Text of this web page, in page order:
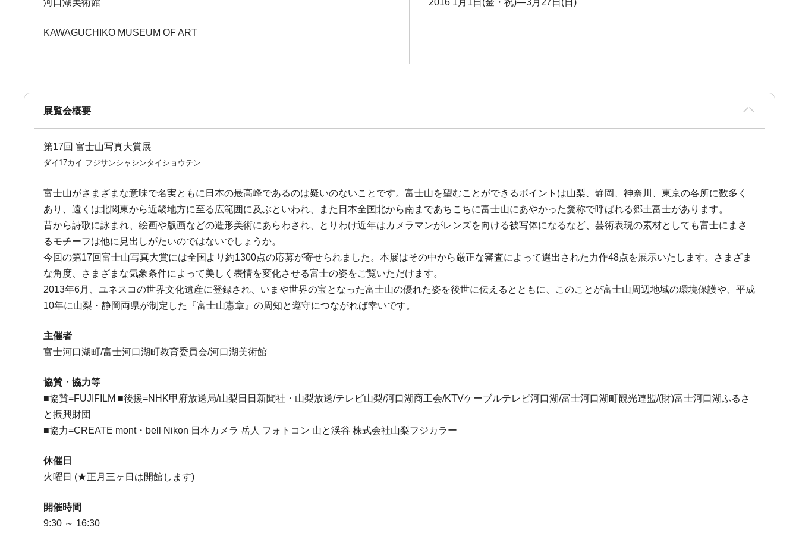
河口湖美術館
KAWAGUCHIKO MUSEUM OF ART
2016 1月1日(金・祝)―3月27日(日)
展覧会概要
第17回 富士山写真大賞展
ダイ17カイ フジサンシャシンタイショウテン
富士山がさまざまな意味で名実ともに日本の最高峰であるのは疑いのないことです。富士山を望むことができるポイントは山梨、静岡、神奈川、東京の各所に数多く
あり、遠くは北関東から近畿地方に至る広範囲に及ぶといわれ、また日本全国北から南まであちこちに富士山にあやかった愛称で呼ばれる郷土富士があります。
昔から詩歌に詠まれ、絵画や版画などの造形美術にあらわされ、とりわけ近年はカメラマンがレンズを向ける被写体になるなど、芸術表現の素材としても富士にまさ
るモチーフは他に見出しがたいのではないでしょうか。
今回の第17回富士山写真大賞には全国より約1300点の応募が寄せられました。本展はその中から厳正な審査によって選出された力作48点を展示いたします。さまざま
な角度、さまざまな気象条件によって美しく表情を変化させる富士の姿をご覧いただけます。
2013年6月、ユネスコの世界文化遺産に登録され、いまや世界の宝となった富士山の優れた姿を後世に伝えるとともに、このことが富士山周辺地域の環境保護や、平成
10年に山梨・静岡両県が制定した『富士山憲章』の周知と遵守につながれば幸いです。
主催者
富士河口湖町/富士河口湖町教育委員会/河口湖美術館
協賛・協力等
■協賛=FUJIFILM ■後援=NHK甲府放送局/山梨日日新聞社・山梨放送/テレビ山梨/河口湖商工会/KTVケーブルテレビ河口湖/富士河口湖町観光連盟/(財)富士河口湖ふるさ
と振興財団
■協力=CREATE mont・bell Nikon 日本カメラ 岳人 フォトコン 山と渓谷 株式会社山梨フジカラー
休催日
火曜日 (★正月三ヶ日は開館します)
開催時間
9:30 ～ 16:30